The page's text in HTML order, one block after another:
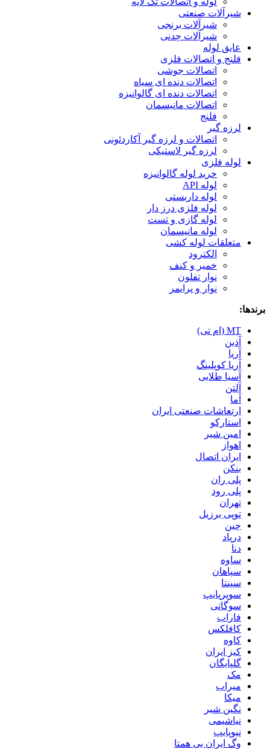
شیرآلات صنعتی
شیرآلات برنجی
شیرآلات چدنی
عایق لوله
فلنج و اتصالات فلزی
اتصالات جوشی
اتصالات دنده ای سیاه
اتصالات دنده ای گالوانیزه
اتصالات مانیسمان
فلنج
لرزه گیر
اتصالات و لرزه گیر آکاردئونی
لرزه گیر لاستیکی
لوله فلزی
خرید لوله گالوانیزه
لوله API
لوله داربستی
لوله فلزی درز دار
لوله گازی و تست
لوله مانیسمان
متعلقات لوله کشی
الکترود
خمیر و کنف
نوار تفلون
نوار و پرایمر
برندها:
MT (ام تی)
آذین
آریا
آریا کوپلینگ
آسیا طلایی
آلتن
آما
ارتعاشات صنعتی ایران
استارکو
امین شیر
اهواز
ایران اتصال
بنکن
پلی ران
پلی رود
تهران
توپی برزیل
چین
درپاد
دنا
ساوه
سپاهان
سپنتا
سوپرپایپ
سوگاتی
فاراب
کافلکس
کاوه
کیز ایران
گلپایگان
مک
میراب
میکا
نگین شیر
نیاشیمی
نیوپایپ
وگ ایران بی همتا